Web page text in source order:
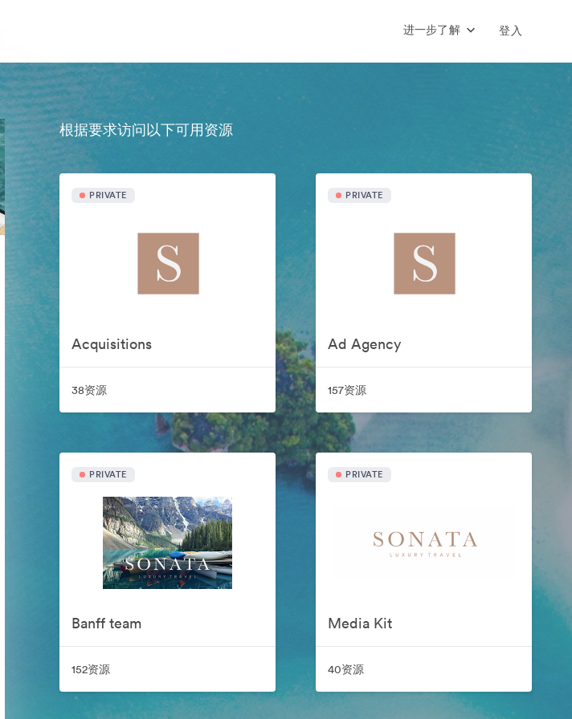
进一步了解 登入
根据要求访问以下可用资源
PRIVATE
Acquisitions
38资源
PRIVATE
Ad Agency
157资源
PRIVATE
Banff team
152资源
PRIVATE
Media Kit
40资源